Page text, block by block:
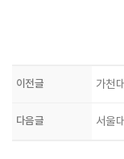
이전글 가천
다음글 서울